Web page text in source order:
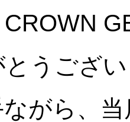
とうござ
がら、